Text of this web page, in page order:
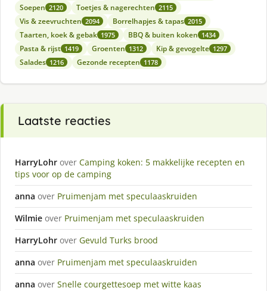
Soepen 2120 Toetjes & nagerechten 2115
Vis & zeevruchten 2094 Borrelhapjes & tapas 2015
Taarten, koek & gebak 1975 BBQ & buiten koken 1434
Pasta & rijst 1419 Groenten 1312 Kip & gevogelte 1297
Salades 1216 Gezonde recepten 1178
Laatste reacties
HarryLohr over Camping koken: 5 makkelijke recepten en
tips voor op de camping
anna over Pruimenjam met speculaaskruiden
Wilmie over Pruimenjam met speculaaskruiden
HarryLohr over Gevuld Turks brood
anna over Pruimenjam met speculaaskruiden
anna over Snelle courgettesoep met witte kaas